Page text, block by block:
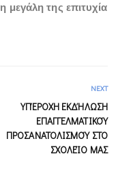
μεγάλη της επιτυχία
NEXT
ΥΠΈΡΟΧΗ ΕΚΔΉΛΩΣΗ
ΕΠΑΓΓΕΛΜΑΤΙΚΟΎ
ΠΡΟΣΑΝΑΤΟΛΙΣΜΟΎ ΣΤΟ
ΣΧΟΛΕΊΟ ΜΑΣ